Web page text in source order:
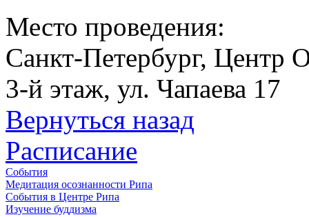
Место проведения:
Санкт-Петербург, Центр
3-й этаж, ул. Чапаева 17
Вернуться назад
Расписание
События
Медитация осознанности Рипа
События в Центре Рипа
Изучение буддизма